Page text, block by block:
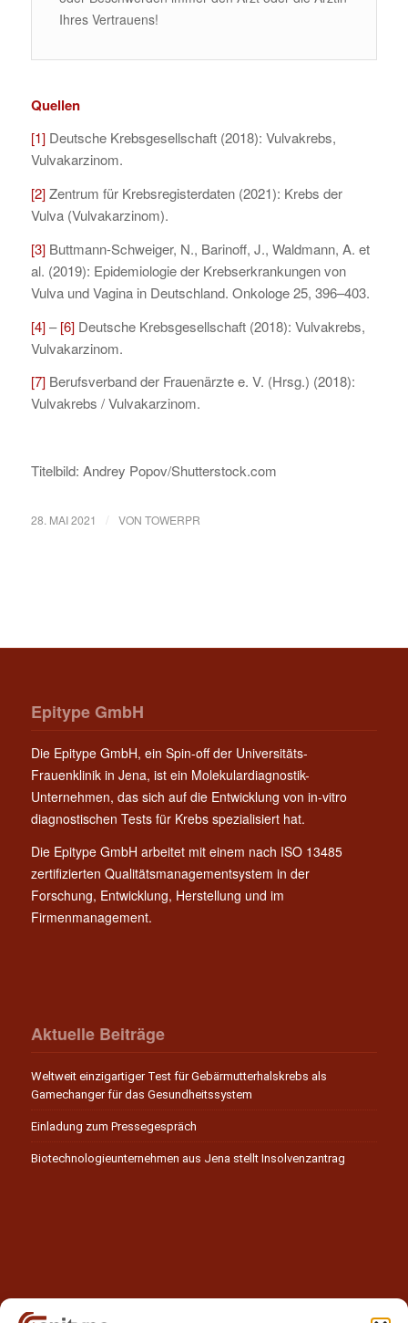
Ihres Vertrauens!
Quellen
[1]Deutsche Krebsgesellschaft (2018): Vulvakrebs,
Vulvakarzinom.
[2]Zentrum für Krebsregisterdaten (2021): Krebs der
Vulva (Vulvakarzinom).
[3]Buttmann-Schweiger, N., Barinoff, J., Waldmann, A. et
al. (2019): Epidemiologie der Krebserkrankungen von
Vulva und Vagina in Deutschland. Onkologe 25, 396–403.
[4]–[6]Deutsche Krebsgesellschaft (2018): Vulvakrebs,
Vulvakarzinom.
[7]Berufsverband der Frauenärzte e. V. (Hrsg.) (2018):
Vulvakrebs / Vulvakarzinom.
Titelbild: Andrey Popov/Shutterstock.com
28. MAI 2021 / VON TOWERPR
Epitype GmbH
Die Epitype GmbH, ein Spin-off der Universitäts-
Frauenklinik in Jena, ist ein Molekulardiagnostik-
Unternehmen, das sich auf die Entwicklung von in-vitro
diagnostischen Tests für Krebs spezialisiert hat.
Die Epitype GmbH arbeitet mit einem nach ISO 13485
zertifizierten Qualitätsmanagementsystem in der
Forschung, Entwicklung, Herstellung und im
Firmenmanagement.
Aktuelle Beiträge
Weltweit einzigartiger Test für Gebärmutterhalskrebs als
Gamechanger für das Gesundheitssystem
Einladung zum Pressegespräch
Biotechnologieunternehmen aus Jena stellt Insolvenzantrag